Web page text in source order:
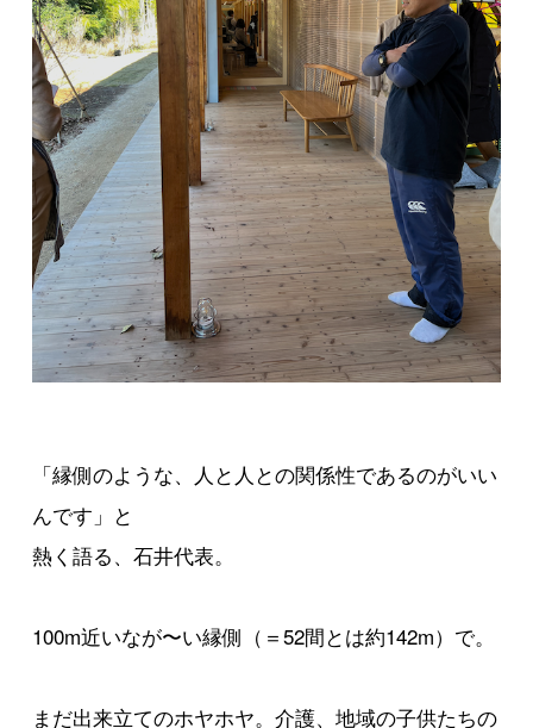
「縁側のような、人と人との関係性であるのがいい
んです」と
熱く語る、石井代表。
100m近いなが〜い縁側（＝52間とは約142m）で。
まだ出来立てのホヤホヤ。介護、地域の子供たちの